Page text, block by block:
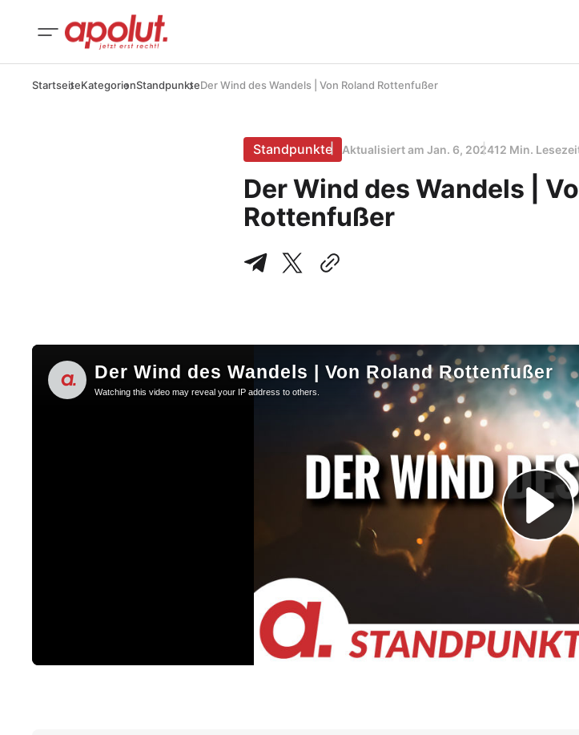
StartseiteKategorienStandpunkteDer Wind des Wandels | Von Roland Rottenfußer
Standpunkte Aktualisiert am Jan. 6, 202412 Min.
Der Wind des Wandels |
Rottenfußer